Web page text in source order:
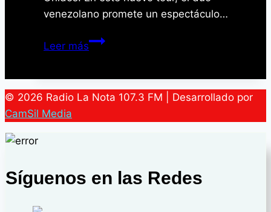
venezolano promete un espectáculo…
Leer másServando
encienden
la
llama
mundial
© 2026 Radio La Nota 107.3 FM | Desarrollado por
CamSil Media
Síguenos en las Redes